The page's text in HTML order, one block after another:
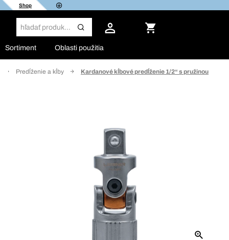
Shop
Sortiment Oblasti použitia
Predĺženie a kĺby Kardanové kĺbové predĺženie 1/2“ s pružinou